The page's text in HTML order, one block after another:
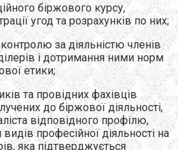
біржового курсу,
угод та розрахунків по них;
за діяльністю членів
і дотримання ними норм
етики;
та провідних фахівців
до біржової діяльності,
відповідного профілю,
професійної діяльності на
яка підтверджується